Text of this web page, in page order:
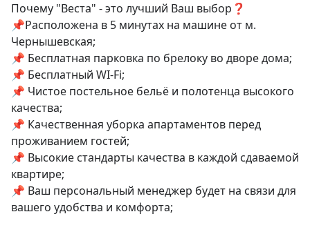
Почему "Веста" - это лучший Ваш выбор❓
📌Расположена в 5 минутах на машине от м.
Чернышевская;
📌 Бесплатная парковка по брелоку во дворе дома;
📌 Бесплатный WI-Fi;
📌 Чистое постельное бельё и полотенца высокого
качества;
📌 Качественная уборка апартаментов перед
проживанием гостей;
📌 Высокие стандарты качества в каждой сдаваемой
квартире;
📌 Ваш персональный менеджер будет на связи для
вашего удобства и комфорта;